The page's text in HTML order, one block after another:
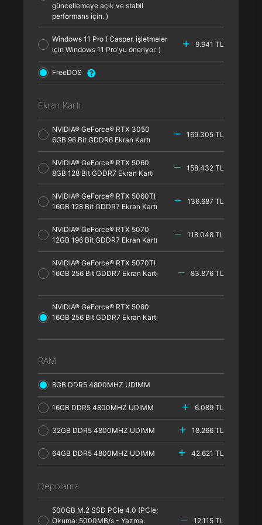
güncellemeye açık ve stabil
performans için. )
Windows 11 Pro ( Casper, işletmeler
için Windows 11 Pro'yu öneriyor. )
9.941 TL
FreeDOS
Ekran Kartı
NVIDIA® GeForce® RTX 3050
6GB 96 Bit GDDR6 Ekran Kartı
169.305 TL
NVIDIA® GeForce® RTX 5060
8GB 128 Bit GDDR7 Ekran Kartı
158.432 TL
NVIDIA® GeForce® RTX 5060TI
16GB 128 Bit GDDR7 Ekran Kartı
136.687 TL
NVIDIA® GeForce® RTX 5070
12GB 196 Bit GDDR7 Ekran Kartı
118.048 TL
NVIDIA® GeForce® RTX 5070TI
16GB 256 Bit GDDR7 Ekran Kartı
83.876 TL
NVIDIA® GeForce® RTX 5080
16GB 256 Bit GDDR7 Ekran Kartı
RAM
8GB DDR5 4800MHZ UDIMM
16GB DDR5 4800MHZ UDIMM 6.089 TL
32GB DDR5 4800MHZ UDIMM 18.266 TL
64GB DDR5 4800MHZ UDIMM 42.621 TL
Depolama
500GB M.2 SSD PCle 4.0 (PCle;
Okuma: 5000MB/s - Yazma:
12.115 TL